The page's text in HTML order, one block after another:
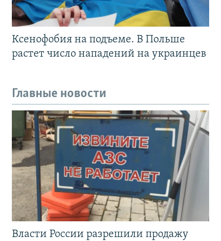
Ксенофобия на подъеме. В Польше
растет число нападений на украинцев
Главные новости
Власти России разрешили продажу